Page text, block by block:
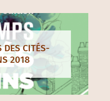
DES CITÉS-
2018